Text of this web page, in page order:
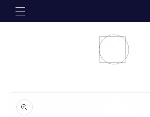
Skip to
content
product
information